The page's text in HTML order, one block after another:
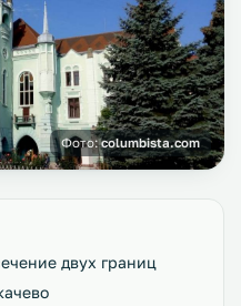
Фото:columbista.com
двух границ